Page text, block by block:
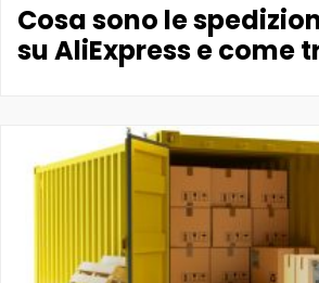
Cosa sono le
su AliExpress e come